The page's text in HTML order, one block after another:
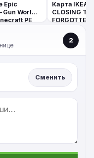
Epic
Gun World
PE
Карта IKEA
CLOSING
FORGOTTEN
Minecraft PE
2
Сменить